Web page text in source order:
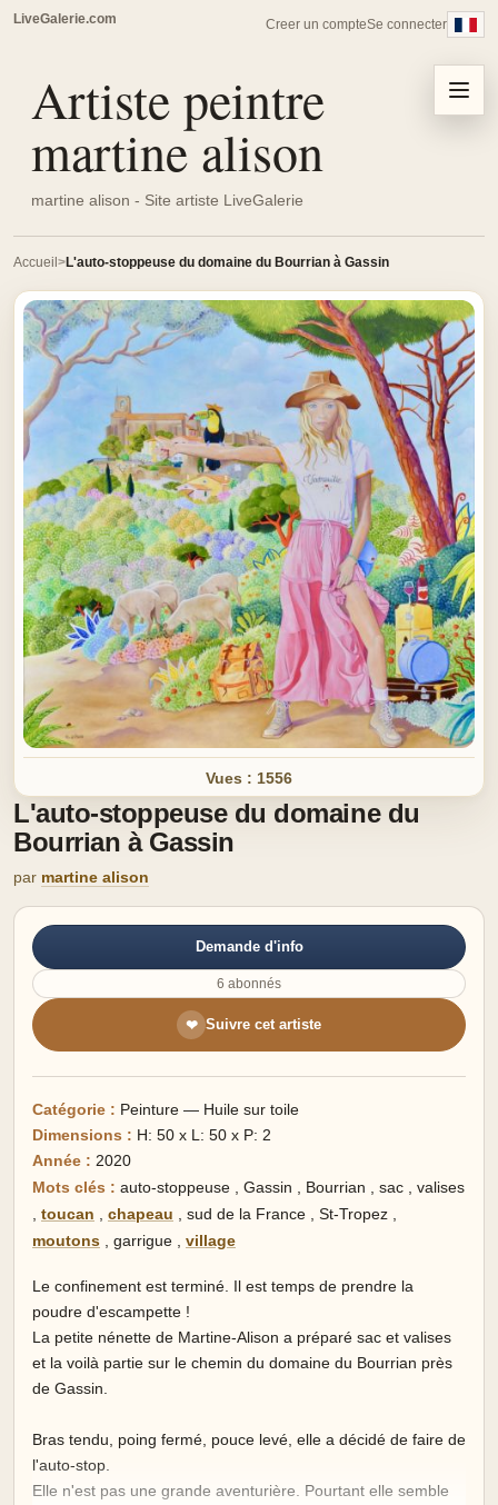
LiveGalerie.com Creer un compteSe connecter
Artiste peintre
martine alison
martine alison - Site artiste LiveGalerie
Menu
Accueil L'auto-stoppeuse du domaine du Bourrian à Gassin
Vues : 1556
L'auto-stoppeuse du domaine du
Bourrian à Gassin
par martine alison
Demande d'info
6 abonnés
❤ Suivre cet artiste
Catégorie : Peinture — Huile sur toile
Dimensions : H: 50 x L: 50 x P: 2
Année : 2020
Mots clés : auto-stoppeuse Gassin Bourrian sac
valises
toucan chapeau sud de la France St-Tropez
moutons
garrigue village
Le confinement est terminé. Il est temps de prendre la
poudre d'escampette !
La petite nénette de Martine-Alison a préparé sac et valises
et la voilà partie sur le chemin du domaine du Bourrian près
de Gassin.
Bras tendu, poing fermé, pouce levé, elle a décidé de faire de
l'auto-stop.
Elle n'est pas une grande aventurière. Pourtant elle semble